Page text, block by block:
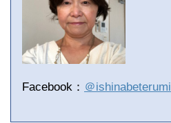
Facebook： ＠ishinabeterumi